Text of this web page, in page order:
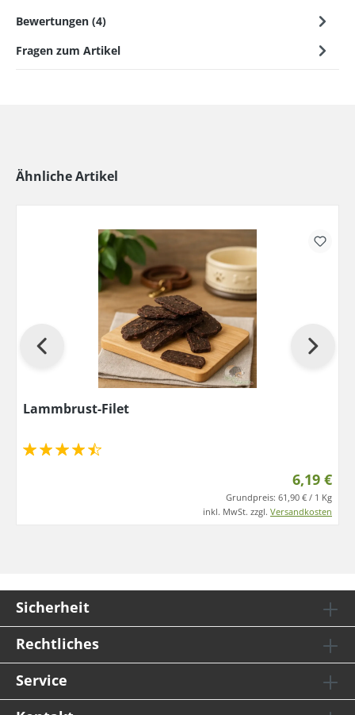
Bewertungen (4)
Fragen zum Artikel
Ähnliche Artikel
Lammbrust-Filet
6,19 €
Grundpreis: 61,90 € / 1 Kg
inkl. MwSt. zzgl. Versandkosten
Sicherheit
Rechtliches
Service